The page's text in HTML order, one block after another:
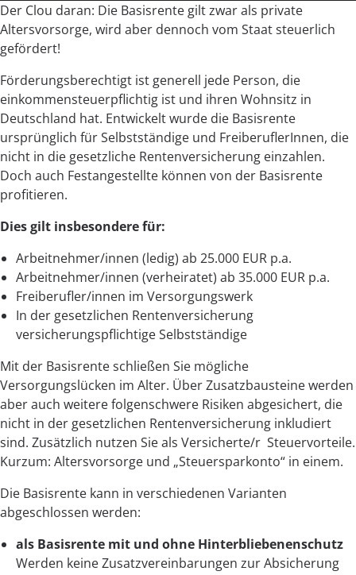
Der Clou daran: Die Basisrente gilt zwar als private
Altersvorsorge, wird aber dennoch vom Staat steuerlich
gefördert!
Förderungsberechtigt ist generell jede Person, die
einkommensteuerpflichtig ist und ihren Wohnsitz in
Deutschland hat. Entwickelt wurde die Basisrente
ursprünglich für Selbstständige und FreiberuflerInnen, die
nicht in die gesetzliche Rentenversicherung einzahlen.
Doch auch Festangestellte können von der Basisrente
profitieren.
Dies gilt insbesondere für:
Arbeitnehmer/innen (ledig) ab 25.000 EUR p.a.
Arbeitnehmer/innen (verheiratet) ab 35.000 EUR p.a.
Freiberufler/innen im Versorgungswerk
In der gesetzlichen Rentenversicherung
versicherungspflichtige Selbstständige
Mit der Basisrente schließen Sie mögliche
Versorgungslücken im Alter. Über Zusatzbausteine werden
aber auch weitere folgenschwere Risiken abgesichert, die
nicht in der gesetzlichen Rentenversicherung inkludiert
sind. Zusätzlich nutzen Sie als Versicherte/r Steuervorteile.
Kurzum: Altersvorsorge und „Steuersparkonto“ in einem.
Die Basisrente kann in verschiedenen Varianten
abgeschlossen werden:
als Basisrente mit und ohne Hinterbliebenenschutz
Werden keine Zusatzvereinbarungen zur Absicherung